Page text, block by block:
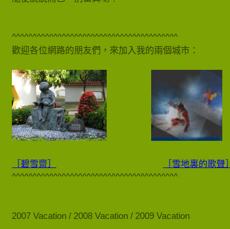
^^^^^^^^^^^^^^^^^^^^^^^^^^^^^^^^^^^^^^^^
歡迎各位網路的朋友們，來加入我的兩個城市：
［碧雪齋］
［雪地裏的歌聲］
^^^^^^^^^^^^^^^^^^^^^^^^^^^^^^^^^^^^^^^^
2007 Vacation / 2008 Vacation / 2009 Vacation